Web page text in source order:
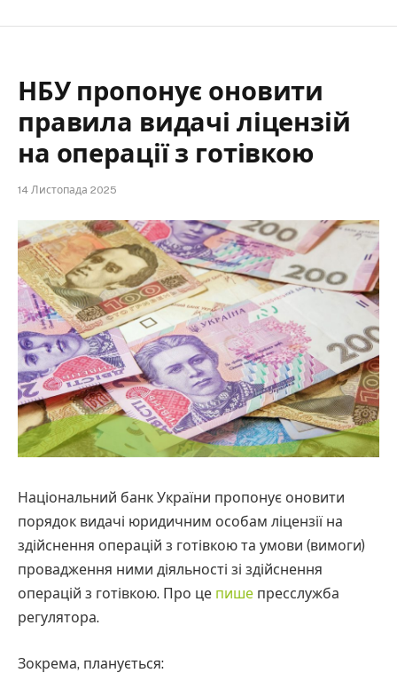
НБУ пропонує оновити
правила видачі ліцензій
на операції з готівкою
14 Листопада 2025
Національний банк України пропонує оновити
порядок видачі юридичним особам ліцензії на
здійснення операцій з готівкою та умови (вимоги)
провадження ними діяльності зі здійснення
операцій з готівкою. Про це пише пресслужба
регулятора.
Зокрема, планується: